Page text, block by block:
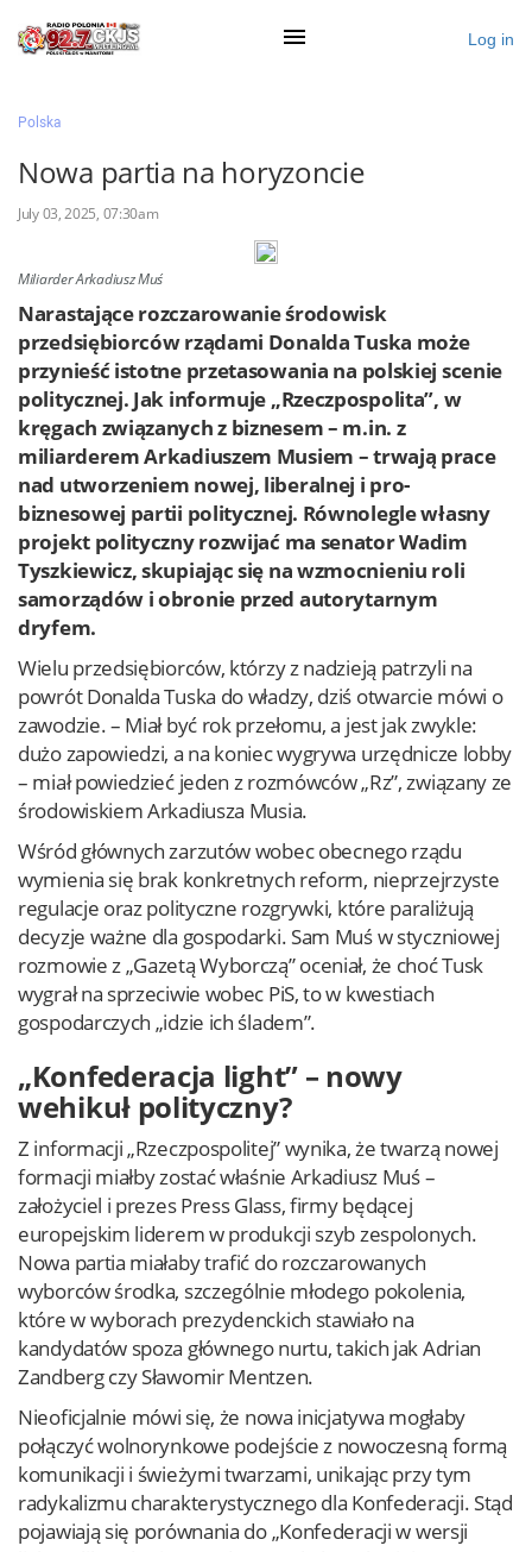
Ogłoś się
Zaloguj przez Clascal
Log in
Polska
Nowa partia na horyzoncie
July 03, 2025, 07:30am
Miliarder Arkadiusz Muś
Narastające rozczarowanie środowisk
przedsiębiorców rządami Donalda Tuska może
przynieść istotne przetasowania na polskiej scenie
politycznej. Jak informuje „Rzeczpospolita”, w
kręgach związanych z biznesem – m.in. z
miliarderem Arkadiuszem Musiem – trwają prace
nad utworzeniem nowej, liberalnej i pro-
biznesowej partii politycznej. Równolegle własny
projekt polityczny rozwijać ma senator Wadim
Tyszkiewicz, skupiając się na wzmocnieniu roli
samorządów i obronie przed autorytarnym
dryfem.
Wielu przedsiębiorców, którzy z nadzieją patrzyli na
powrót Donalda Tuska do władzy, dziś otwarcie mówi o
zawodzie. – Miał być rok przełomu, a jest jak zwykle:
dużo zapowiedzi, a na koniec wygrywa urzędnicze lobby
– miał powiedzieć jeden z rozmówców „Rz”, związany ze
środowiskiem Arkadiusza Musia.
Wśród głównych zarzutów wobec obecnego rządu
wymienia się brak konkretnych reform, nieprzejrzyste
regulacje oraz polityczne rozgrywki, które paraliżują
decyzje ważne dla gospodarki. Sam Muś w styczniowej
rozmowie z „Gazetą Wyborczą” oceniał, że choć Tusk
wygrał na sprzeciwie wobec PiS, to w kwestiach
gospodarczych „idzie ich śladem”.
„Konfederacja light” – nowy
wehikuł polityczny?
Z informacji „Rzeczpospolitej” wynika, że twarzą nowej
formacji miałby zostać właśnie Arkadiusz Muś –
założyciel i prezes Press Glass, firmy będącej
europejskim liderem w produkcji szyb zespolonych.
Nowa partia miałaby trafić do rozczarowanych
wyborców środka, szczególnie młodego pokolenia,
które w wyborach prezydenckich stawiało na
kandydatów spoza głównego nurtu, takich jak Adrian
Zandberg czy Sławomir Mentzen.
Nieoficjalnie mówi się, że nowa inicjatywa mogłaby
połączyć wolnorynkowe podejście z nowoczesną formą
komunikacji i świeżymi twarzami, unikając przy tym
radykalizmu charakterystycznego dla Konfederacji. Stąd
pojawiają się porównania do „Konfederacji w wersji